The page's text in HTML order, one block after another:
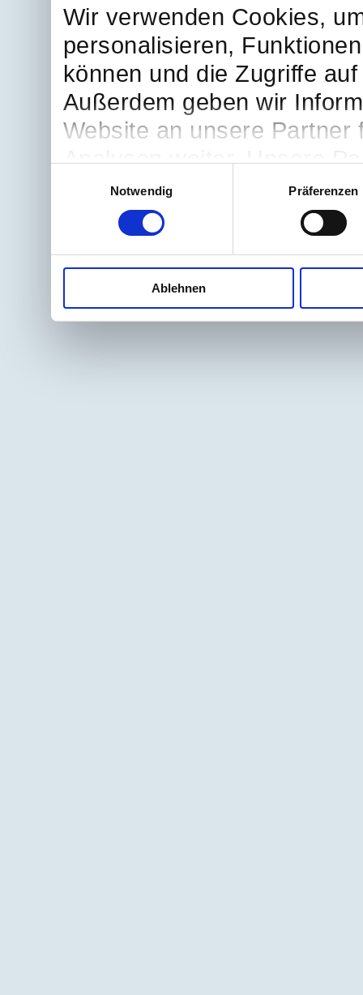
Wir verwenden Cookies,
personalisieren,
können und die Zugriffe
Außerdem geben wir
Website an unsere Partner
Analysen weiter. Unsere
möglicherweise mit
bereitgestellt haben oder
Dienste gesammelt haben.
Notwendig
Präferenzen
Ablehnen